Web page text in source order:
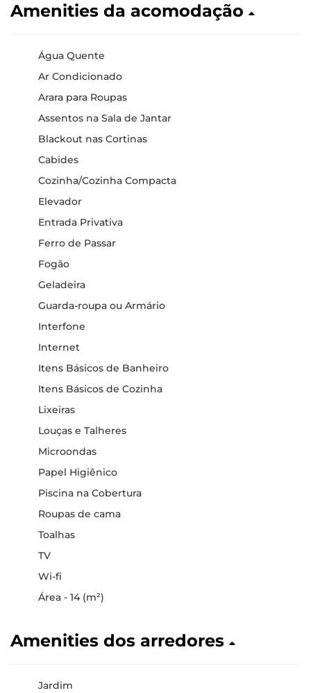
Amenities da acomodação
Água Quente
Ar Condicionado
Arara para Roupas
Assentos na Sala de Jantar
Blackout nas Cortinas
Cabides
Cozinha/Cozinha Compacta
Elevador
Entrada Privativa
Ferro de Passar
Fogão
Geladeira
Guarda-roupa ou Armário
Interfone
Internet
Itens Básicos de Banheiro
Itens Básicos de Cozinha
Lixeiras
Louças e Talheres
Microondas
Papel Higiênico
Piscina na Cobertura
Roupas de cama
Toalhas
TV
Wi-fi
Área - 14 (m²)
Amenities dos arredores
Jardim